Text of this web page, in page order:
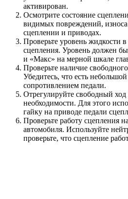
активирован.
Осмотрите состояние
видимых повреждений,
сцеплении и приводах.
Проверьте уровень жидкости
сцепления. Уровень должен
и «Макс» на мерной шкале
Проверьте наличие
Убедитесь, что есть
сопротивлением педали.
Отрегулируйте свободный
необходимости. Для этого
гайку на приводе педали
Проверьте работу сцепления
автомобиля. Используйте
проверьте, что сцепление